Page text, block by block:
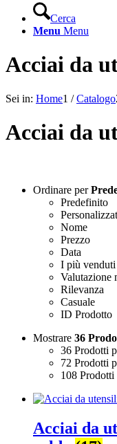
Cerca
Menu Menu
Acciai da
Sei in: Home1 / Catalogo
Acciai da
Ordinare per
Predefinito
Nome
Prezzo
Data
I più
Valutazione
Rilevanza
Casuale
ID Prodotto
Mostrare 36
36 Prodotti
72 Prodotti
108 Prodotti
Acciai da